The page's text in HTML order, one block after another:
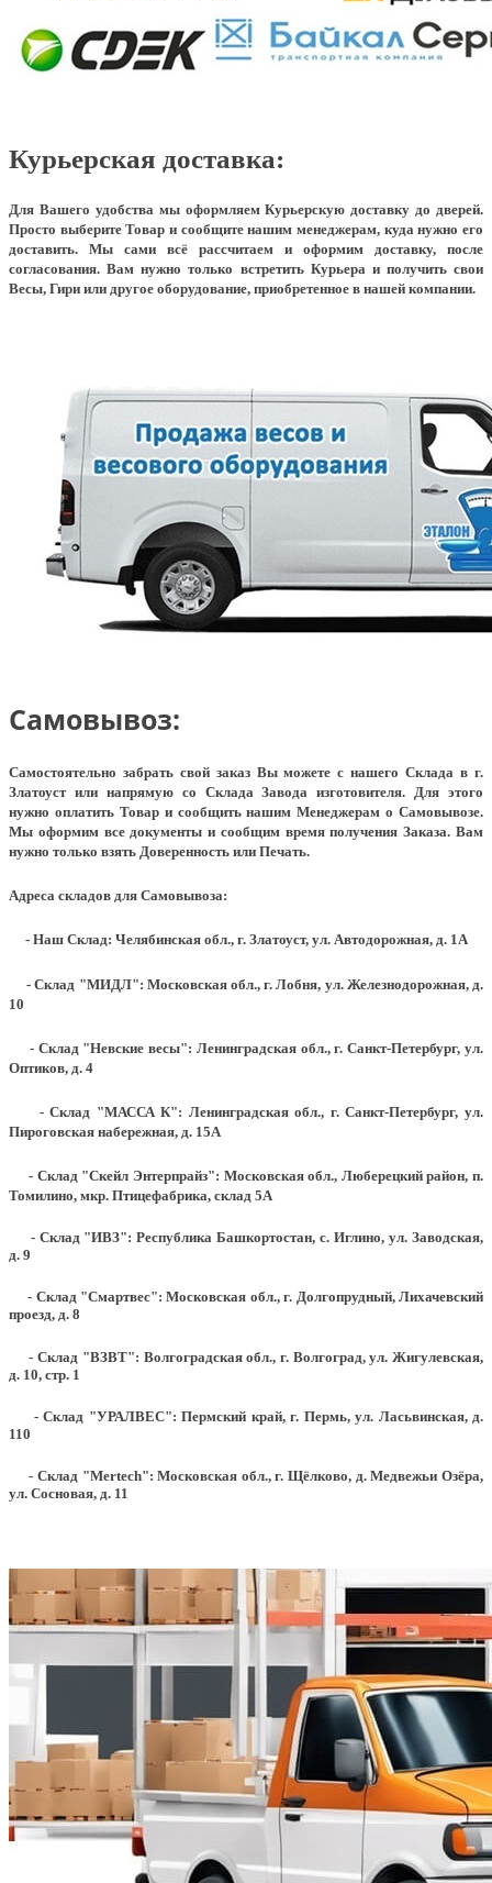
Курьерская доставка:
Для Вашего удобства мы оформляем Курьерскую доставку до дверей.
Просто выберите Товар и сообщите нашим менеджерам, куда нужно его
доставить. Мы сами всё рассчитаем и оформим доставку, после
согласования. Вам нужно только встретить Курьера и получить свои
Весы, Гири или другое оборудование, приобретенное в нашей компании.
Самовывоз:
Самостоятельно забрать свой заказ Вы можете с нашего Склада в г.
Златоуст или напрямую со Склада Завода изготовителя. Для этого
нужно оплатить Товар и сообщить нашим Менеджерам о Самовывозе.
Мы оформим все документы и сообщим время получения Заказа. Вам
нужно только взять Доверенность или Печать.
Адреса складов для Самовывоза:
- Наш Склад: Челябинская обл., г. Златоуст, ул. Автодорожная, д. 1А
- Склад "МИДЛ": Московская обл., г. Лобня, ул. Железнодорожная, д.
10
- Склад "Невские весы": Ленинградская обл., г. Санкт-Петербург, ул.
Оптиков, д. 4
- Склад "МАССА К": Ленинградская обл., г. Санкт-Петербург, ул.
Пироговская набережная, д. 15А
- Склад "Скейл Энтерпрайз": Московская обл., Люберецкий район, п.
Томилино, мкр. Птицефабрика, склад 5А
- Склад "ИВЗ": Республика Башкортостан, с. Иглино, ул. Заводская,
д. 9
- Склад "Смартвес":Московская обл., г. Долгопрудный, Лихачевский
проезд, д. 8
- Склад "ВЗВТ": Волгоградская обл., г. Волгоград, ул. Жигулевская,
д. 10, стр. 1
- Склад "УРАЛВЕС": Пермский край, г. Пермь, ул. Ласьвинская, д.
110
- Склад "Mertech": Московская обл., г. Щёлково, д. Медвежьи Озёра,
ул. Сосновая, д. 11